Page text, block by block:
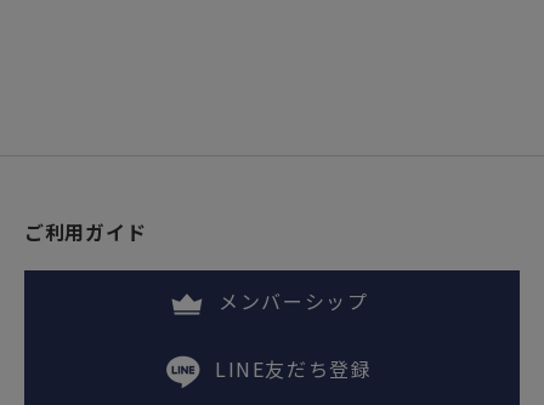
ご利用ガイド
メンバーシップ
LINE友だち登録